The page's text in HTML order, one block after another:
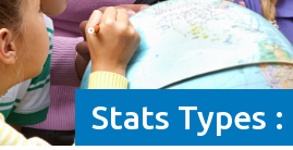
Stats Types :